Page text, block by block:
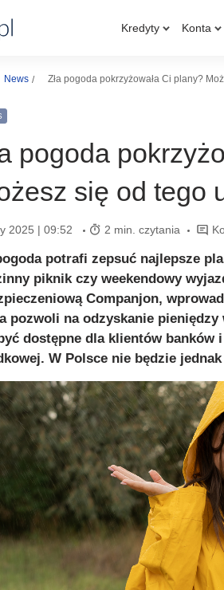
Kredyty Konta
News Zła pogoda pokrzyżowała Ci plany?
pogoda
się od tego
2025 | 09:52 2 min. czytania
potrafi zepsuć najlepsze
piknik czy weekendowy
Companjon,
pozwoli na odzyskanie
dostępne dla klientów banków
W Polsce nie będzie